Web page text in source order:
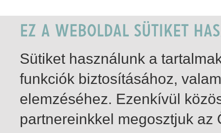
Sütiket használunk a
funkciók biztosításához,
elemzéséhez. Ezenkívül
partnereinkkel megosztjuk